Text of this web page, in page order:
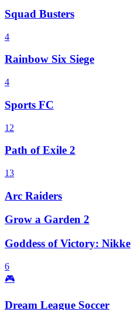
Squad Busters
4
Rainbow Six Siege
4
Sports FC
12
Path of Exile 2
13
Arc Raiders
Grow a Garden 2
Goddess of Victory: Nikke
6
🎮
Dream League Soccer